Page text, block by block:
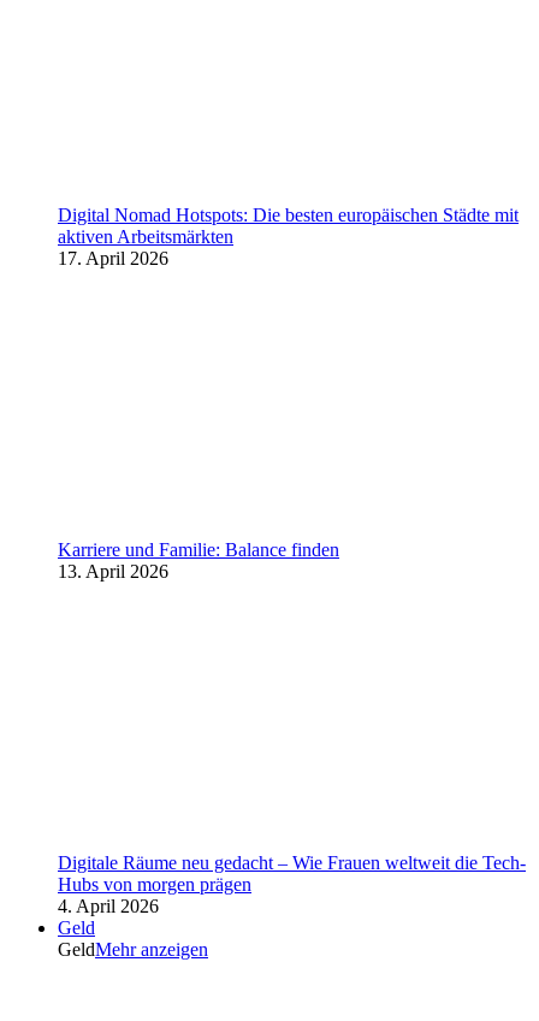
Digital Nomad Hotspots: Die besten europäischen Städte mit
aktiven Arbeitsmärkten
17. April 2026
Karriere und Familie: Balance finden
13. April 2026
Digitale Räume neu gedacht – Wie Frauen weltweit die Tech-
Hubs von morgen prägen
4. April 2026
Geld
GeldMehr anzeigen